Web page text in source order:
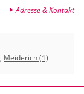
Adresse & Kontakt
, Meiderich (1)